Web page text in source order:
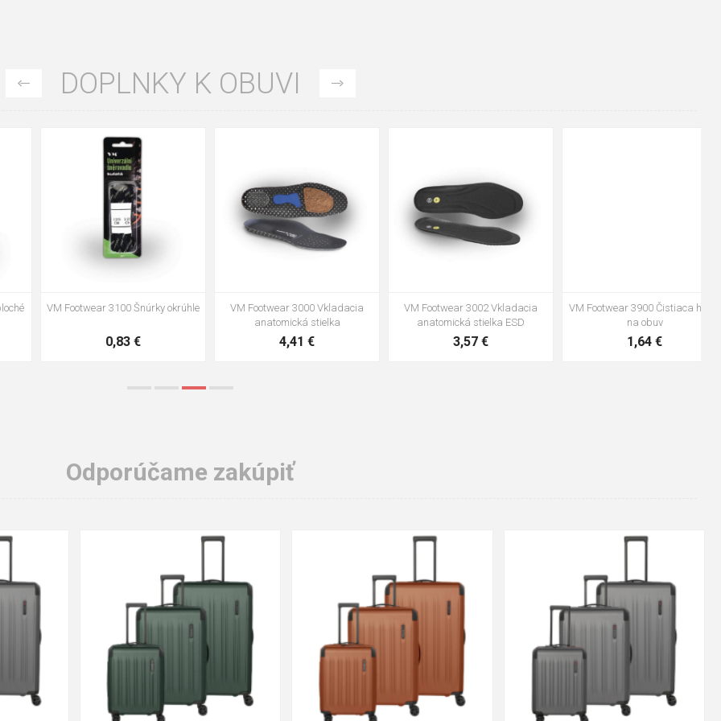
DOPLNKY K OBUVI
VM Footwear 3002 Vkladacia
3,57 €
40
48
VM Footwear 3900 Čistiaca huba
na obuv
1,64 €
VM Footwear 3600 Impregnace
water stop
10,04 €
Vložka Bennon ABSORBA XTR
4,16 €
Odporúčame zakúpiť